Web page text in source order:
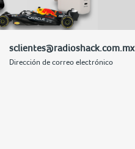
sclientes@radioshack.com.mx
Dirección de correo electrónico